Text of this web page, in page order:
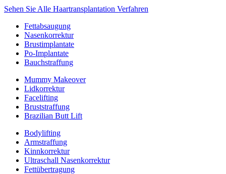
Sehen Sie Alle Haartransplantation Verfahren
Fettabsaugung
Nasenkorrektur
Brustimplantate
Po-Implantate
Bauchstraffung
Mummy Makeover
Lidkorrektur
Facelifting
Bruststraffung
Brazilian Butt Lift
Bodylifting
Armstraffung
Kinnkorrektur
Ultraschall Nasenkorrektur
Fettübertragung